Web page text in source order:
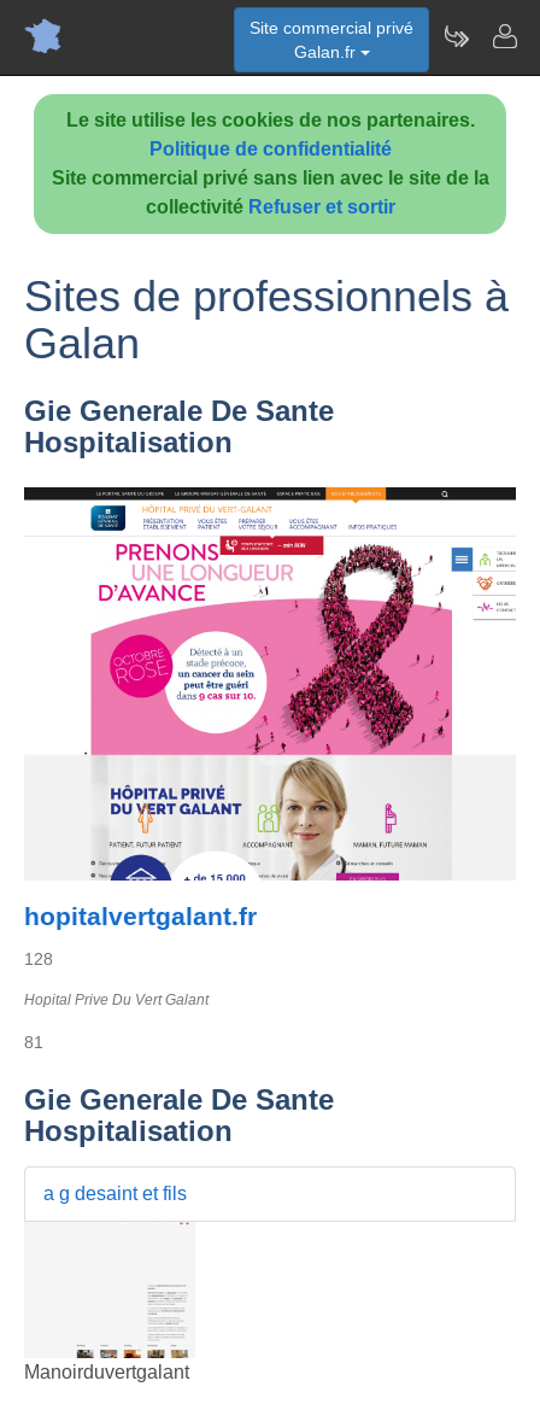
Le site utilise les cookies de nos partenaires.
Politique de confidentialité
Site commercial privé sans lien avec le site de la
collectivité Refuser et sortir
Site commercial privé
Galan.fr
Sites de professionnels à
Galan
Gie Generale De Sante
Hospitalisation
hopitalvertgalant.fr
128
Hopital Prive Du Vert Galant
81
Gie Generale De Sante
Hospitalisation
a g desaint et fils
Manoirduvertgalant